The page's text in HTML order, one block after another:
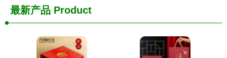
最新产品 Product